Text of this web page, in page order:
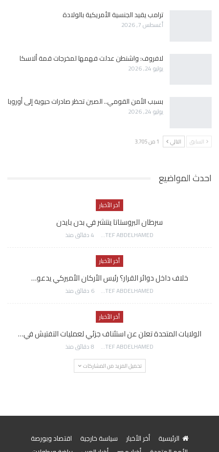
ترامب يقيد الجنسية الأمريكية بالولادة
أغسطس 7, 2026
لافروف: واشنطن عدلت فهمها لمخرجات قمة ألاسكا
يوليو 24, 2026
بسبب الأمن القومي.. الصين تحظر صادرات حيوية إلى أوروبا
يوليو 24, 2026
السابق التالي 1 من 3٬705
احدث المواضيع
أخر الأخبار
سرطان البروستاتا ينتشر في بدن بايدن
AWATEF ABDELHAMED 4 دقائق منذ
أخر الأخبار
خلاف داخل دوائر القرار؟ رئيس الأركان الأميركي يدعو…
AWATEF ABDELHAMED 6 دقائق منذ
أخر الأخبار
الولايات المتحدة تعلن عن استئناف جزئي لعمليات التفتيش في…
AWATEF ABDELHAMED 8 دقائق منذ
تحميل المزيد من المشاركات
الرئيسية أخر الأخبار سياسة خارجية
اقتصاد وبورصة